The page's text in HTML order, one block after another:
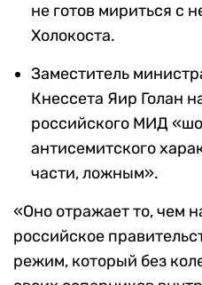
не готов мириться с
Холокоста.
Заместитель
Кнессета Яир Голан
российского МИД
антисемитского
части, ложным».
«Оно отражает то, чем
российское
режим, который без